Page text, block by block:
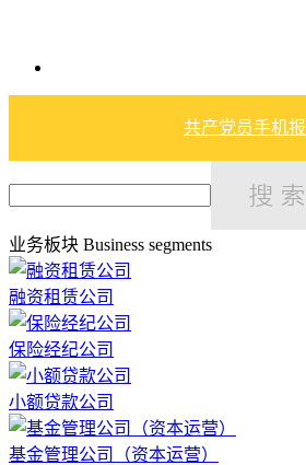
共产党员手机报
业务板块 Business segments
融资租赁公司
保险经纪公司
小额贷款公司
基金管理公司（资本运营）